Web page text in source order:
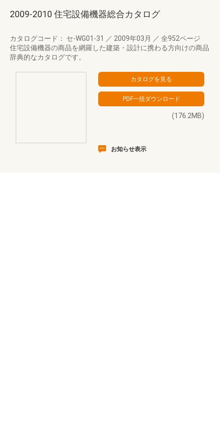
2009-2010 住宅設備機器総合カタログ
カタログコード： セ-WG01-31 ／ 2009年03月 ／ 全952ページ
住宅設備機器の商品を網羅した建築・設計に携わる方向けの商品
辞典的なカタログです。
(176.2MB)
お知らせ表示